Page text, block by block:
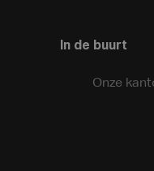
In de buurt
Onze